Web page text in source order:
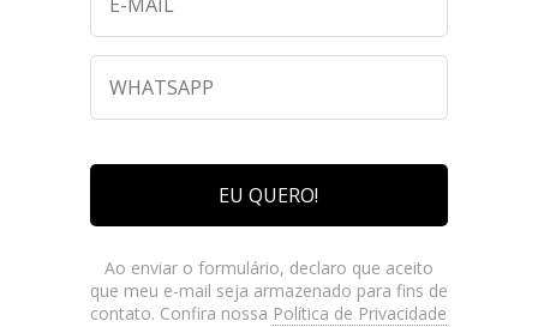
EU QUERO!
Ao enviar o formulário, declaro que aceito
que meu e-mail seja armazenado para fins de
contato. Confira nossa Política de Privacidade